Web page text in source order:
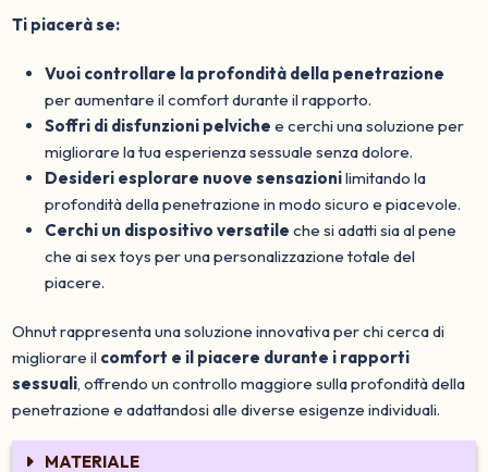
Ti piacerà se:
Vuoi controllare la profondità della penetrazione
per aumentare il comfort durante il rapporto.
Soffri di disfunzioni pelviche e cerchi una soluzione per
migliorare la tua esperienza sessuale senza dolore.
Desideri esplorare nuove sensazionilimitando la
profondità della penetrazione in modo sicuro e piacevole.
Cerchi un dispositivo versatile che si adatti sia al pene
che ai sex toys per una personalizzazione totale del
piacere.
Ohnut rappresenta una soluzione innovativa per chi cerca di
migliorare il comfort e il piacere durante i rapporti
sessuali, offrendo un controllo maggiore sulla profondità della
penetrazione e adattandosi alle diverse esigenze individuali.
MATERIALE